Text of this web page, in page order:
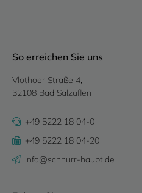
So erreichen Sie uns
Vlothoer Straße 4,
32108 Bad Salzuflen
+49 5222 18 04-0
+49 5222 18 04-20
info@schnurr-haupt.de